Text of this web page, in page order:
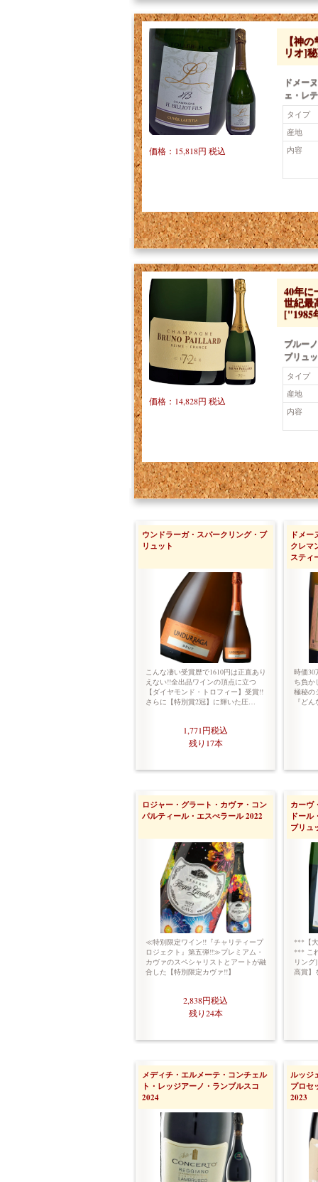
【神
リオ]
ドメー
ェ・レ
タイプ
産地
内容
価格：15,818円 税込
40年
世紀
["1985
ブルー
ブリュ
タイプ
産地
内容
価格：14,828円 税込
ウンドラーガ・スパークリング・ブ
リュット
こんな凄い受賞歴で1610円は正直あり
えない!!全出品ワインの頂点に立つ
【ダイヤモンド・トロフィー】受賞!!
さらに【特別賞2冠】に輝いた圧…
1,771円税込
残り17本
ドメ
クレマ
スティ
時価30
ち負か
極秘の
『ど
ロジャー・グラート・カヴァ・コン
パルティール・エスぺラール 2022
≪特別限定ワイン!!『チャリティープ
ロジェクト』第五弾!!≫プレミアム・
カヴァのスペシャリストとアートが融
合した【特別限定カヴァ!!】
2,838円税込
残り24本
カーヴ
ドー
ブリュ
***【
*** こ
リン
高賞】
メディチ・エルメーテ・コンチェル
ト・レッジアーノ・ランブルスコ
2024
ルッジ
プロセ
2023